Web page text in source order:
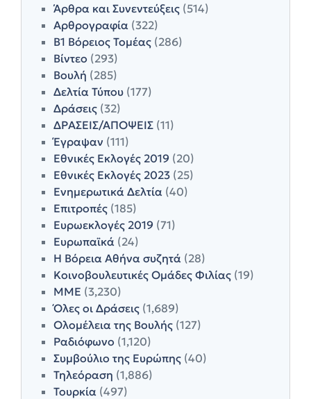
Άρθρα και Συνεντεύξεις (514)
Αρθρογραφία (322)
Β1 Βόρειος Τομέας (286)
Βίντεο (293)
Βουλή (285)
Δελτία Τύπου (177)
Δράσεις (32)
ΔΡΑΣΕΙΣ/ΑΠΟΨΕΙΣ (11)
Έγραψαν (111)
Εθνικές Εκλογές 2019 (20)
Εθνικές Εκλογές 2023 (25)
Ενημερωτικά Δελτία (40)
Επιτροπές (185)
Ευρωεκλογές 2019 (71)
Ευρωπαϊκά (24)
Η Βόρεια Αθήνα συζητά (28)
Κοινοβουλευτικές Ομάδες Φιλίας (19)
ΜΜΕ (3,230)
Όλες οι Δράσεις (1,689)
Ολομέλεια της Βουλής (127)
Ραδιόφωνο (1,120)
Συμβούλιο της Ευρώπης (40)
Τηλεόραση (1,886)
Τουρκία (497)